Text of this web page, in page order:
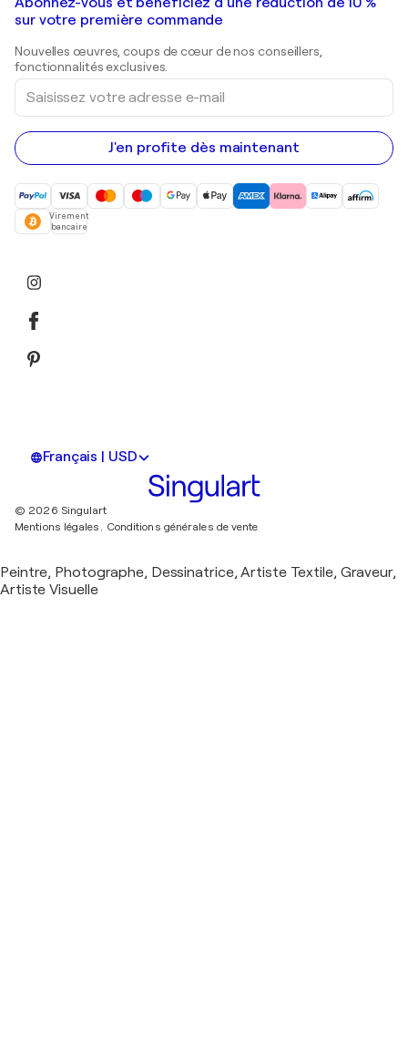
Shepard Fairey
Peintures de paysage
Estampes
Peintures acryliques
Galeries d'art en Belgique
sur votre première commande
Nouvelles œuvres, coups de cœur de nos conseillers,
fonctionnalités exclusives.
Saisissez
votre
adresse
e-
mail
J'en profite dès maintenant
Virement
bancaire
Français | USD
© 2026 Singulart
Mentions légales. Conditions générales de vente
Peintre, Photographe, Dessinatrice, Artiste Textile, Graveur,
Artiste Visuelle